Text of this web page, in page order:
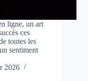
ligne, un art
ces
toutes les
sentiment
2026